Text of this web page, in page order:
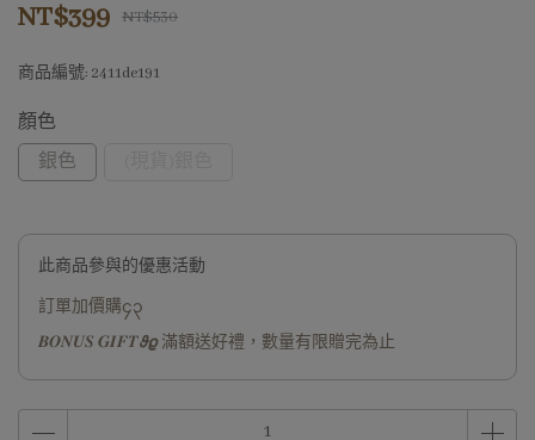
NT$399 NT$530
商品編號: 2411de191
顏色
銀色
此商品參與的優惠活動
訂單加價購၄၃
𝑩𝑶𝑵𝑼𝑺 𝑮𝑰𝑭𝑻𝟅𝟈 滿額送好禮，數量有限贈完為止